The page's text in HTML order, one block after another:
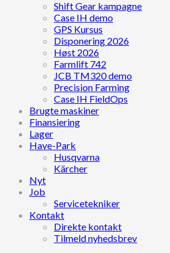
Shift Gear kampagne
Case IH demo
GPS Kursus
Disponering 2026
Høst 2026
Farmlift 742
JCB TM320 demo
Precision Farming
Case IH FieldOps
Brugte maskiner
Finansiering
Lager
Have-Park
Husqvarna
Kärcher
Nyt
Job
Servicetekniker
Kontakt
Direkte kontakt
Tilmeld nyhedsbrev